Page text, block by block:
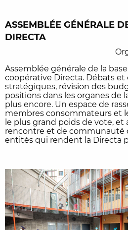
ASSEMBLÉE GÉNÉRALE
DIRECTA
Assemblée générale de la
coopérative Directa. Débats et
stratégiques, révision des
positions dans les organes de
plus encore. Un espace de
membres consommateurs et
le plus grand poids de vote, et
rencontre et de communauté
entités qui rendent la Directa